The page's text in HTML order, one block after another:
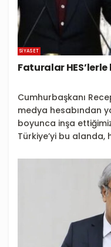
SIYASET
Faturalar
Cumhurbaşkanı
medya hesabından
boyunca inşa
Türkiye’yi bu alanda,